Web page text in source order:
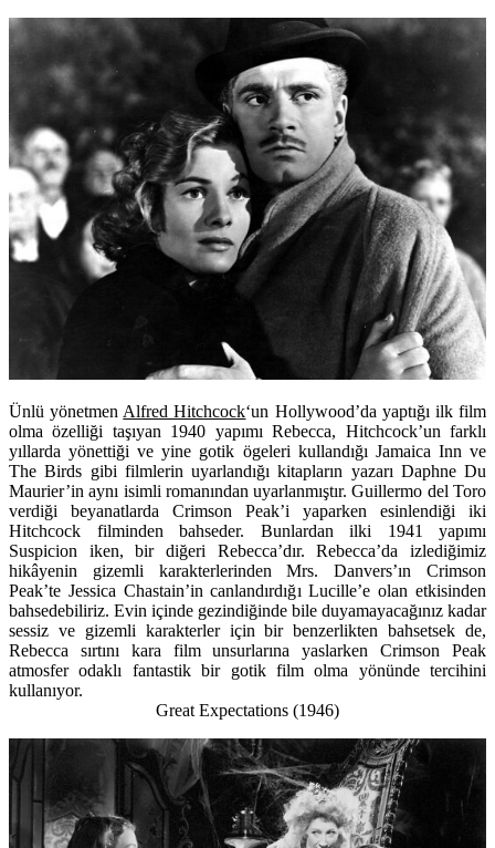
Ünlü yönetmen Alfred Hitchcock‘un Hollywood’da yaptığı ilk film
olma özelliği taşıyan 1940 yapımı Rebecca, Hitchcock’un farklı
yıllarda yönettiği ve yine gotik ögeleri kullandığı Jamaica Inn ve
The Birds gibi filmlerin uyarlandığı kitapların yazarı Daphne Du
Maurier’in aynı isimli romanından uyarlanmıştır. Guillermo del Toro
verdiği beyanatlarda Crimson Peak’i yaparken esinlendiği iki
Hitchcock filminden bahseder. Bunlardan ilki 1941 yapımı
Suspicion iken, bir diğeri Rebecca’dır. Rebecca’da izlediğimiz
hikâyenin gizemli karakterlerinden Mrs. Danvers’ın Crimson
Peak’te Jessica Chastain’in canlandırdığı Lucille’e olan etkisinden
bahsedebiliriz. Evin içinde gezindiğinde bile duyamayacağınız kadar
sessiz ve gizemli karakterler için bir benzerlikten bahsetsek de,
Rebecca sırtını kara film unsurlarına yaslarken Crimson Peak
atmosfer odaklı fantastik bir gotik film olma yönünde tercihini
kullanıyor.
Great Expectations (1946)